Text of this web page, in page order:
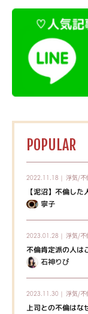
POPULAR
2022.11.18｜ 浮気/不
【泥沼】不倫し
寧子
2023.01.28｜ 浮気/不
不倫肯定派の人は
石神りぴ
2023.11.30｜ 浮気/不
上司との不倫はな